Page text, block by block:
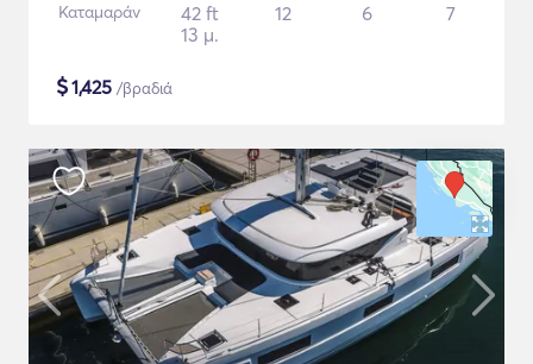
Καταμαράν
42 ft
13 μ.
12 6 7
$1,425 /βραδιά